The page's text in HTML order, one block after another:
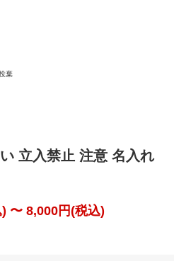
棄
立入禁止 注意 名入れ
〜 8,000円(税込)